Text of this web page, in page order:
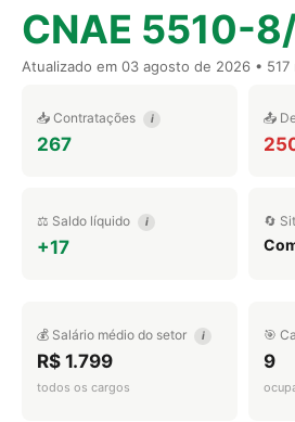
CNAE 5510-
Atualizado em 03 agosto de 2026 •
📥 Contratações i
267
📤
⚖️ Saldo líquido i
+17
🔄
💰 Salário médio do setor i
R$ 1.799
todos os cargos
🎯
9